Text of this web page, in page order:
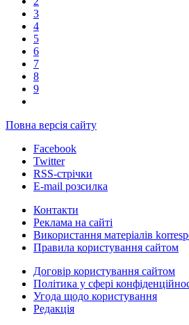
3
4
5
6
7
8
9
Повна версія сайту
Facebook
Twitter
RSS-стрічки
E-mail розсилка
Контакти
Реклама на сайті
Використання матеріалів
Правила користування сайтом
Договір користування сайтом
Політика у сфері
Угода щодо користування
Редакція